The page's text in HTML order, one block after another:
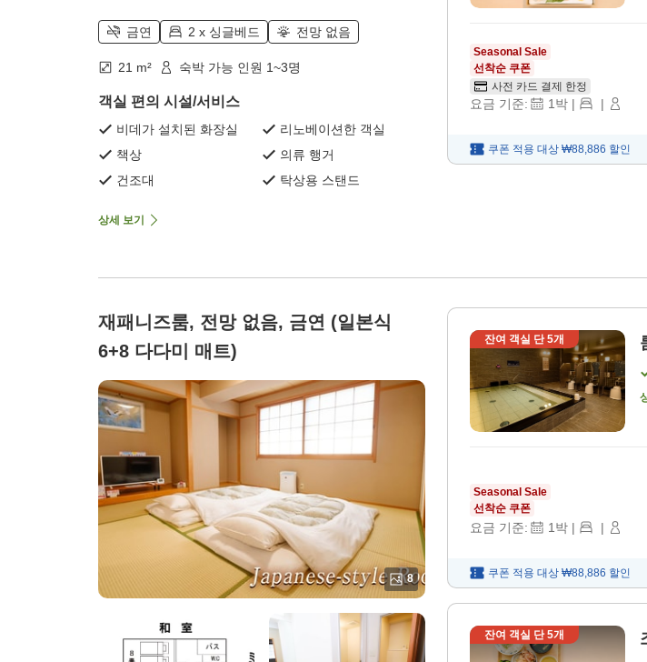
금연 2 x 싱글베드 전망 없음
21 m² 숙박 가능 인원 1~3명
객실 편의 시설/서비스
비데가 설치된 화장실
리노베이션한 객실
책상
의류 행거
건조대
탁상용 스탠드
상세 보기
Seasonal Sale
선착순 쿠폰
사전 카드 결제 한정
요금 기준: 1박 | |
쿠폰 적용 대상 ₩88,886 할인
재패니즈룸, 전망 없음, 금연 (일본식
6+8 다다미 매트)
8
잔여 객실 단5개
Seasonal Sale
선착순 쿠폰
요금 기준: 1 박 | |
쿠폰 적용 대상 ₩88,886 할인
잔여 객실 단5개